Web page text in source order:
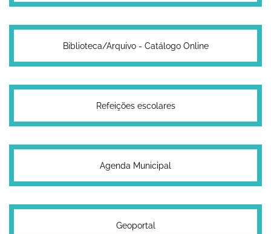
Biblioteca/Arquivo - Catálogo Online
Refeições escolares
Agenda Municipal
Geoportal